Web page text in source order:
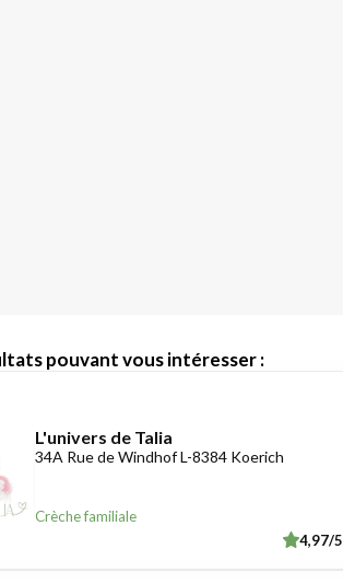
pouvant vous intéresser :
L'univers de Talia
34A Rue de Windhof L-8384 Koerich
Crèche familiale
4,97/5